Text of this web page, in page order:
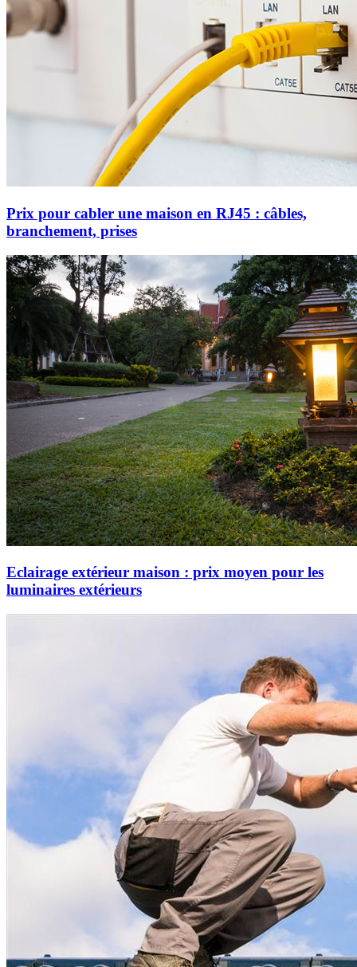
Prix pour cabler une maison en RJ45 : câbles,
branchement, prises
Eclairage extérieur maison : prix moyen pour les
luminaires extérieurs